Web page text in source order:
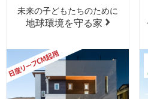
2026年10月 モデルハウス
2026年9月 モデルハウス
大阪府 箕面市 モデルハウス
未来の子どもたちのために
地球環境を守る家